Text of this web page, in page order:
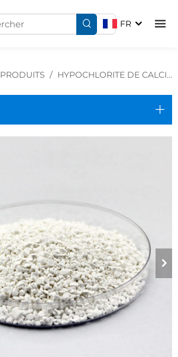
FR
PRODUITS / HYPOCHLORITE DE CALCIUM